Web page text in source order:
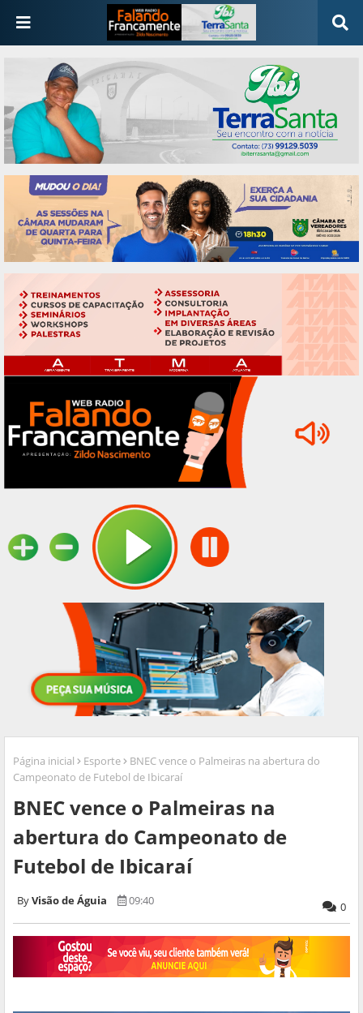
Página inicial Esporte
BNEC vence o Palmeiras na abertura do
Campeonato de Futebol de Ibicaraí
BNEC vence o Palmeiras na
abertura do Campeonato de
Futebol de Ibicaraí
Visão de Águia 09:40 0